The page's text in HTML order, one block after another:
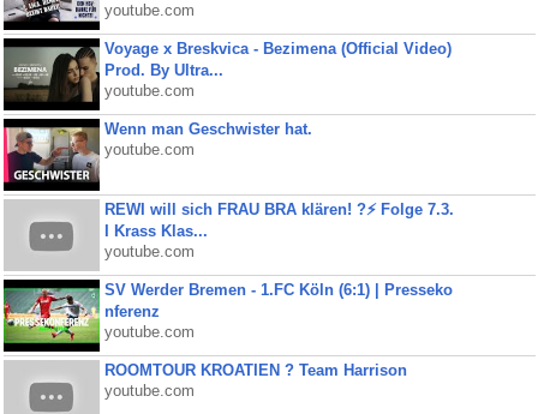
youtube.com
Voyage x Breskvica - Bezimena (Official Video)
Prod. By Ultra...
youtube.com
Wenn man Geschwister hat.
youtube.com
REWI will sich FRAU BRA klären! ?⚡️ Folge 7.3.
I Krass Klas...
youtube.com
SV Werder Bremen - 1.FC Köln (6:1) | Presseko
nferenz
youtube.com
ROOMTOUR KROATIEN ? Team Harrison
youtube.com